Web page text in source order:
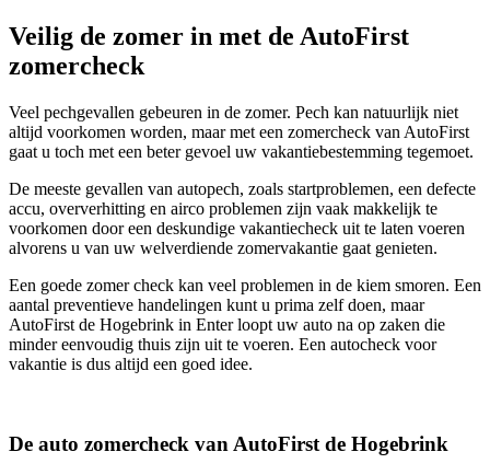
Veilig de zomer in met de AutoFirst
zomercheck
Veel pechgevallen gebeuren in de zomer. Pech kan natuurlijk niet
altijd voorkomen worden, maar met een zomercheck van AutoFirst
gaat u toch met een beter gevoel uw vakantiebestemming tegemoet.
De meeste gevallen van autopech, zoals startproblemen, een defecte
accu, oververhitting en airco problemen zijn vaak makkelijk te
voorkomen door een deskundige vakantiecheck uit te laten voeren
alvorens u van uw welverdiende zomervakantie gaat genieten.
Een goede zomer check kan veel problemen in de kiem smoren. Een
aantal preventieve handelingen kunt u prima zelf doen, maar
AutoFirst de Hogebrink in Enter loopt uw auto na op zaken die
minder eenvoudig thuis zijn uit te voeren. Een autocheck voor
vakantie is dus altijd een goed idee.
De auto zomercheck van AutoFirst de Hogebrink